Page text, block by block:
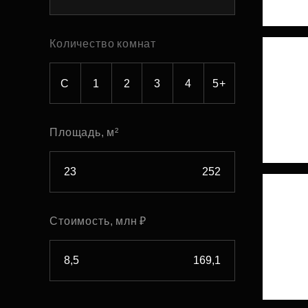
Рефинансирование
Количество комнат
С 1 2 3 4 5+
Площадь, м²
Стоимость, млн ₽